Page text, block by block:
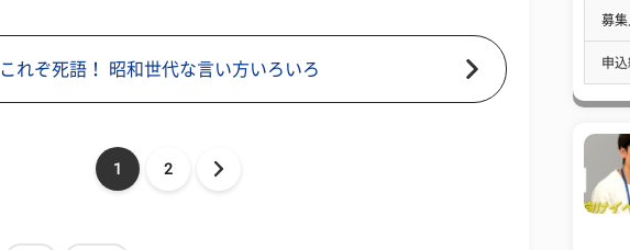
これぞ死語！ 昭和世代な言い方いろいろ
1 2
募
申